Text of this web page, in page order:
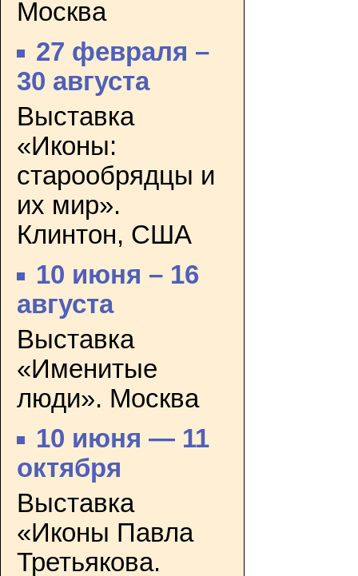
Москва
27 февраля –
30 августа
Выставка
«Иконы:
старообрядцы и
их мир».
Клинтон, США
10 июня – 16
августа
Выставка
«Именитые
люди». Москва
10 июня — 11
октября
Выставка
«Иконы Павла
Третьякова.